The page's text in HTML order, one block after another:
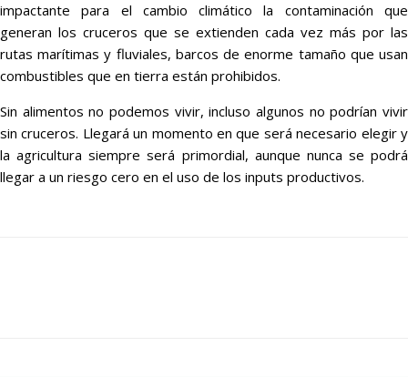
impactante para el cambio climático la contaminación que
generan los cruceros que se extienden cada vez más por las
rutas marítimas y fluviales, barcos de enorme tamaño que usan
combustibles que en tierra están prohibidos.
Sin alimentos no podemos vivir, incluso algunos no podrían vivir
sin cruceros. Llegará un momento en que será necesario elegir y
la agricultura siempre será primordial, aunque nunca se podrá
llegar a un riesgo cero en el uso de los inputs productivos.